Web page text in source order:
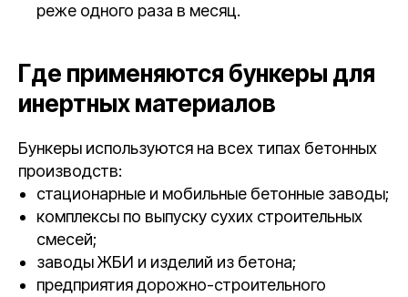
реже одного раза в месяц.
Где применяются бункеры для
инертных материалов
Бункеры используются на всех типах бетонных
производств:
стационарные и мобильные бетонные заводы;
комплексы по выпуску сухих строительных
смесей;
заводы ЖБИ и изделий из бетона;
предприятия дорожно-строительного